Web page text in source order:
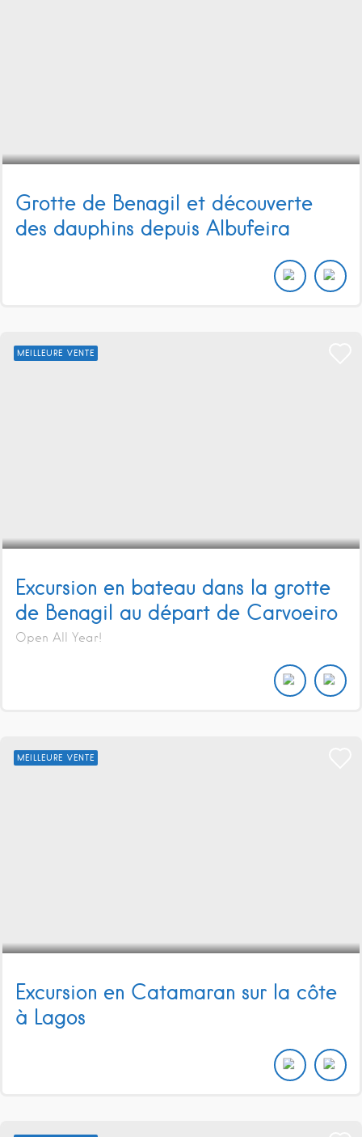
Grotte de Benagil et découverte
des dauphins depuis Albufeira
MEILLEURE VENTE
Excursion en bateau dans la grotte
de Benagil au départ de Carvoeiro
Open All Year!
MEILLEURE VENTE
Excursion en Catamaran sur la côte
à Lagos